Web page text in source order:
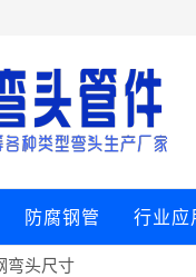
防腐钢管 行业应
弯头尺寸